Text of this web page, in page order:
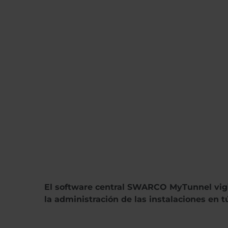
El software central SWARCO MyTunnel
la administración de las instalaciones en